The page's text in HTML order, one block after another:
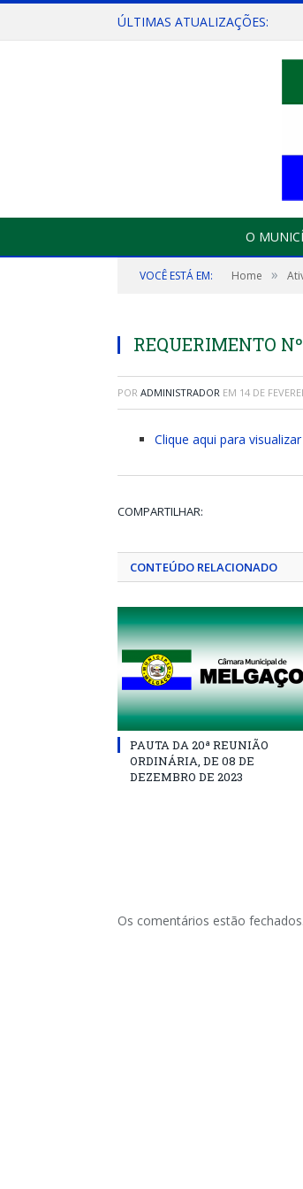
ÚLTIMAS ATUALIZAÇÕES:
O
VOCÊ ESTÁ EM: Home »
REQUERIMENTO
POR ADMINISTRADOR EM 14 DE
Clique aqui para visualizar
COMPARTILHAR:
CONTEÚDO RELACIONADO
PAUTA DA 20ª REUNIÃO
ORDINÁRIA, DE 08 DE
DEZEMBRO DE 2023
Os comentários estão fechados.